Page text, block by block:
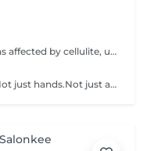
A targeted massage focused on areas affected by cellulite, using specific movements to stimulate circulation and support skin firmness. It is designed to help improve skin texture and encourage smoother-looking contours. Result: skin that feels firmer and looks smoother with regular sessions. Recommended frequency: 1 to 2 times per week as part of an ongoing treatment plan.
Anti-Cellulite Massage with Device Not just hands.Not just a machine.Together. Manual massage + device treatment with intensive Styx products - it's a combination that reaches deeper and works faster. - breaks down stubborn deposits - drains excess fluid - firms and smooths the skin Works best as a course of 5 or 10 sessions. But even after 1 you'll feel lighter!